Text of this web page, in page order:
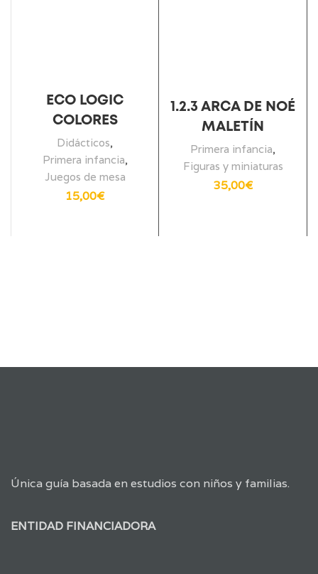
ECO LOGIC
COLORES
Didácticos,
Primera infancia,
Juegos de mesa
15,00€
1.2.3 ARCA DE NOÉ
MALETÍN
Primera infancia,
Figuras y miniaturas
35,00€
Única guía basada en estudios con niños y familias.
ENTIDAD FINANCIADORA